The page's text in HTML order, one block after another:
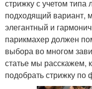
стрижку с учетом
подходящий вариант,
элегантный и
парикмахер должен
выбора во многом
статье мы расскажем,
подобрать стрижку по